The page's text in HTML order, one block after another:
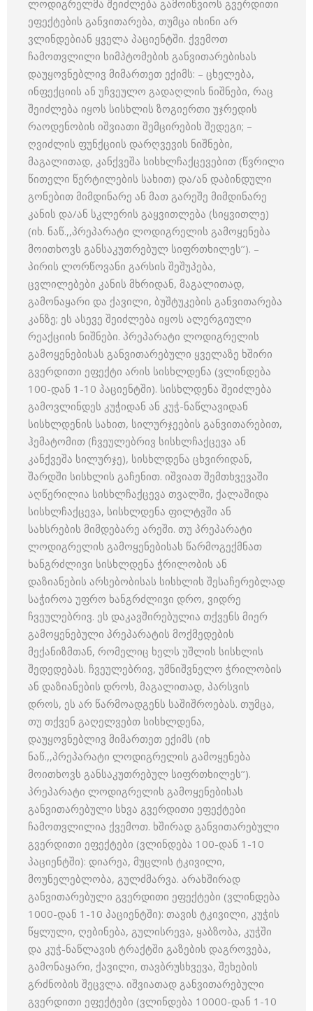
ლოდიგრელმა შეიძლება გამოიწვიოს გვერდითი
ეფექტების განვითარება, თუმცა ისინი არ
ვლინდებიან ყველა პაციენტში. ქვემოთ
ჩამოთვლილი სიმპტომების განვითარებისას
დაუყოვნებლივ მიმართეთ ექიმს: – ცხელება,
ინფექციის ან უჩვეულო გადაღლის ნიშნები, რაც
შეიძლება იყოს სისხლის ზოგიერთი უჯრედის
რაოდენობის იშვიათი შემცირების შედეგი; –
ღვიძლის ფუნქციის დარღვევის ნიშნები,
მაგალითად, კანქვეშა სისხლჩაქცევებით (წვრილი
წითელი წერტილების სახით) და/ან დაბინდული
გონებით მიმდინარე ან მათ გარეშე მიმდინარე
კანის და/ან სკლერის გაყვითლება (სიყვითლე)
(იხ. ნაწ.,,პრეპარატი ლოდიგრელის გამოყენება
მოითხოვს განსაკუთრებულ სიფრთხილეს’’). –
პირის ლორწოვანი გარსის შეშუპება,
ცვლილებები კანის მხრიდან, მაგალითად,
გამონაყარი და ქავილი, ბუშტუკების განვითარება
კანზე; ეს ასევე შეიძლება იყოს ალერგიული
რეაქციის ნიშნები. პრეპარატი ლოდიგრელის
გამოყენებისას განვითარებული ყველაზე ხშირი
გვერდითი ეფექტი არის სისხლდენა (ვლინდება
100-დან 1-10 პაციენტში). სისხლდენა შეიძლება
გამოვლინდეს კუჭიდან ან კუჭ-ნაწლავიდან
სისხლდენის სახით, სილურჯეების განვითარებით,
ჰემატომით (ჩვეულებრივ სისხლჩაქცევა ან
კანქვეშა სილურჯე), სისხლდენა ცხვირიდან,
შარდში სისხლის გაჩენით. იშვიათ შემთხვევაში
აღწერილია სისხლჩაქცევა თვალში, ქალაშიდა
სისხლჩაქცევა, სისხლდენა ფილტვში ან
სახსრების მიმდებარე არეში. თუ პრეპარატი
ლოდიგრელის გამოყენებისას წარმოგექმნათ
ხანგრძლივი სისხლდენა ჭრილობის ან
დაზიანების არსებობისას სისხლის შესაჩერებლად
საჭიროა უფრო ხანგრძლივი დრო, ვიდრე
ჩვეულებრივ. ეს დაკავშირებულია თქვენს მიერ
გამოყენებული პრეპარატის მოქმედების
მექანიზმთან, რომელიც ხელს უშლის სისხლის
შედედებას. ჩვეულებრივ, უმნიშვნელო ჭრილობის
ან დაზიანების დროს, მაგალითად, პარსვის
დროს, ეს არ წარმოადგენს საშიშროებას. თუმცა,
თუ თქვენ გაღელვებთ სისხლდენა,
დაუყოვნებლივ მიმართეთ ექიმს (იხ
ნაწ.,,პრეპარატი ლოდიგრელის გამოყენება
მოითხოვს განსაკუთრებულ სიფრთხილეს’’).
პრეპარატი ლოდიგრელის გამოყენებისას
განვითარებული სხვა გვერდითი ეფექტები
ჩამოთვლილია ქვემოთ. ხშირად განვითარებული
გვერდითი ეფექტები (ვლინდება 100-დან 1-10
პაციენტში): დიარეა, მუცლის ტკივილი,
მოუნელებლობა, გულძმარვა. არახშირად
განვითარებული გვერდითი ეფექტები (ვლინდება
1000-დან 1-10 პაციენტში): თავის ტკივილი, კუჭის
წყლული, ღებინება, გულისრევა, ყაბზობა, კუჭში
და კუჭ-ნაწლავის ტრაქტში გაზების დაგროვება,
გამონაყარი, ქავილი, თავბრუსხვევა, შეხების
გრძნობის შეცვლა. იშვიათად განვითარებული
გვერდითი ეფექტები (ვლინდება 10000-დან 1-10